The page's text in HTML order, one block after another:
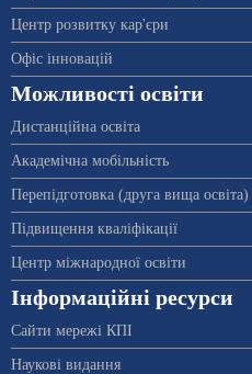
Центр розвитку кар'єри
Офіс інновацій
Можливості освіти
Дистанційна освіта
Академічна мобільність
Перепідготовка (друга вища освіта)
Підвищення кваліфікації
Центр міжнародної освіти
Інформаційні ресурси
Сайти мережі КПІ
Наукові видання